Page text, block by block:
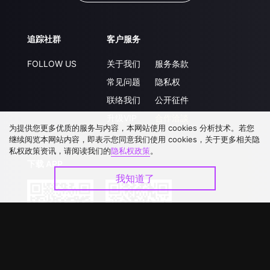
追踪社群
FOLLOW US
客户服务
关于我们
常见问题
联络我们
服务条款
隐私权
公开征件
为提供您更多优质的服务与内容，本网站使用 cookies 分析技术。若您
继续阅览本网站内容，即表示您同意我们使用 cookies，关于更多相关隐
私权政策资讯，请阅读我们的隐私权政策。
我知道了